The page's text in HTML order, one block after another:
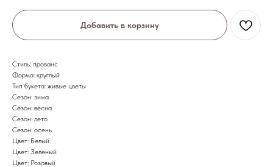
Добавить в корзину
Стиль: прованс
Форма: круглый
Тип букета: живые цветы
Сезон: зима
Сезон: весна
Сезон: лето
Сезон: осень
Цвет: Белый
Цвет: Зеленый
Цвет: Розовый